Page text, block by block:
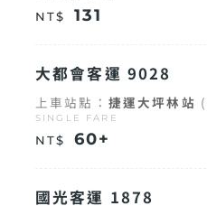
NT$ 131
大都會客運 9028
上車站點： 捷運大坪林站
SINGLE FARE
NT$ 60+
國光客運 1878